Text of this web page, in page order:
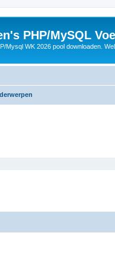
PHP/MySQL
Mysql WK 2026 pool downloaden.